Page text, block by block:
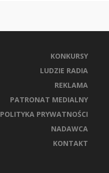
KONKURSY
LUDZIE RADIA
REKLAMA
PATRONAT MEDIALNY
POLITYKA PRYWATNOŚCI
NADAWCA
KONTAKT